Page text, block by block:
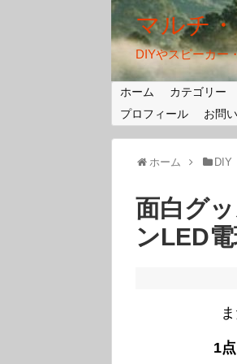
マルチ
DIYやスピーカー
ホーム カテゴリー
プロフィール
お問
ホーム DIY
面白グ
ンLED
1